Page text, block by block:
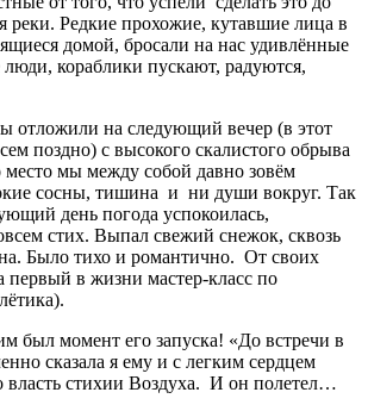
реки. Редкие прохожие, кутавшие лица в
домой, бросали на нас удивлённые
кораблики пускают, радуются,
отложили на следующий вечер (в этот
поздно) с высокого скалистого обрыва
место мы между собой давно зовём
сосны, тишина и ни души вокруг. Так
день погода успокоилась,
стих. Выпал свежий снежок, сквозь
Было тихо и романтично. От своих
в жизни мастер-класс по
был момент его запуска! «До встречи в
сказала я ему и с легким сердцем
власть стихии Воздуха. И он полетел…